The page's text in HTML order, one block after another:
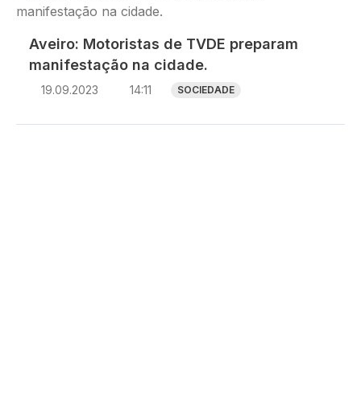
Aveiro: Motoristas de TVDE preparam
manifestação na cidade.
19.09.2023 14:11 SOCIEDADE